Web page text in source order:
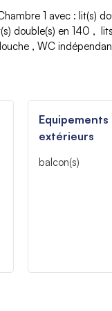
1 avec : lit(s)
double(s) en 140
WC
Equipements
extérieurs
balcon(s)